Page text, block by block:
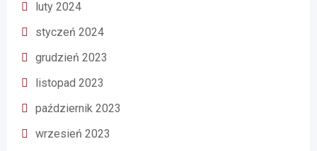
luty 2024
styczeń 2024
grudzień 2023
listopad 2023
październik 2023
wrzesień 2023